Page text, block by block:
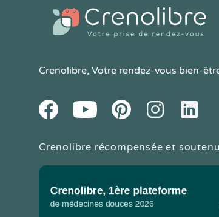
Crenolibre, Votre rendez-vous bien-
FacebookYoutube PinteresetInstagramLinkedIn
Crenolibre récompensée et